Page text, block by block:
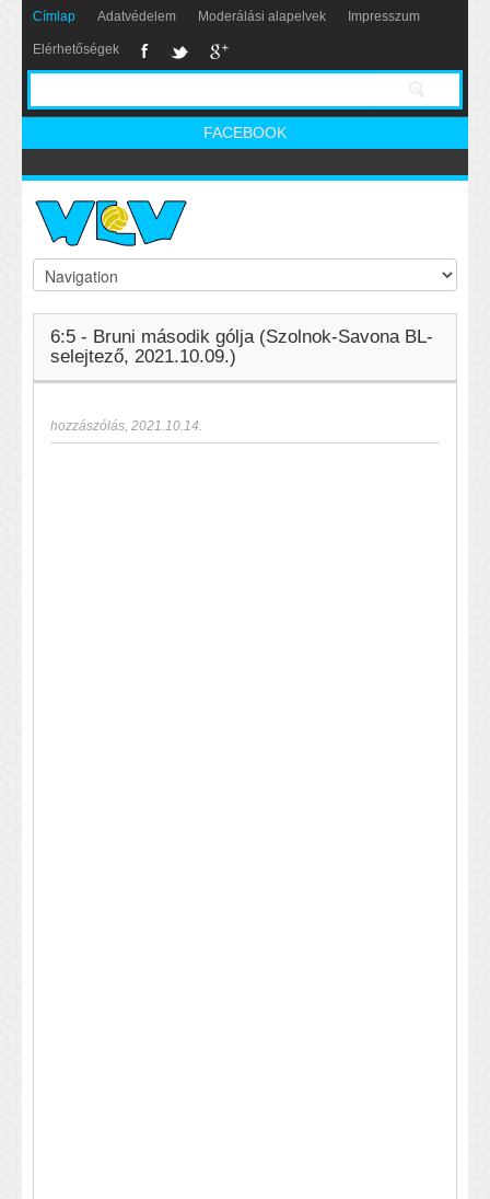
Címlap Adatvédelem Moderálási alapelvek Impresszum
Elérhetőségek
FACEBOOK
6:5 - Bruni második gólja (Szolnok-Savona BL-
selejtező, 2021.10.09.)
hozzászólás, 2021.10.14.